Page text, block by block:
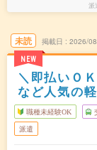
派
未読
NEW
掲載日 2026/
＼即払いＯ
など人気の軽
職種未経験OK
派遣